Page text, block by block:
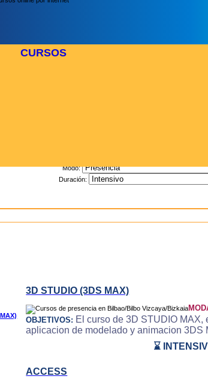
CURSOS
Modo:
Duración:
3D STUDIO (3DS MAX)
OBJETIVOS: El curso de 3D STUDIO
aplicacion de modelado y animacion
⌛
ACCESS